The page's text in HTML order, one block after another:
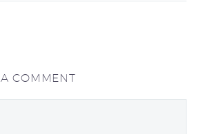
A COMMENT